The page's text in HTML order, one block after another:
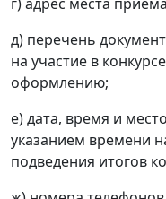
д) перечень
на участие в
оформлению;
е) дата, время и
указанием времени
подведения итогов